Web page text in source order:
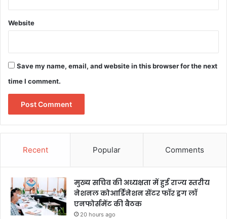
Website
Save my name, email, and website in this browser for the next
time I comment.
Recent Popular Comments
मुख्य सचिव की अध्यक्षता में हुई राज्य स्तरीय
नेशनल कोआर्डिनेशन सेंटर फॉर ड्रग लॉ
एनफोर्समेंट की बैठक
20 hours ago